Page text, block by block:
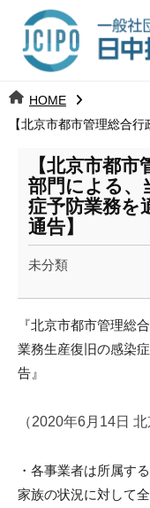
ツ 日
中
投
資
促
機
構
j
c
HOME
【北京市都市管理総合
【北京市都
部門による、
症予防業務を
通告】
未分類
k
a
n
u
『北京市都市管理総
業務生産復旧の感染
告』
（2020年6月14日
・ 各事業者は所属す
家族の状況に対して
日
中
資
進
機
構